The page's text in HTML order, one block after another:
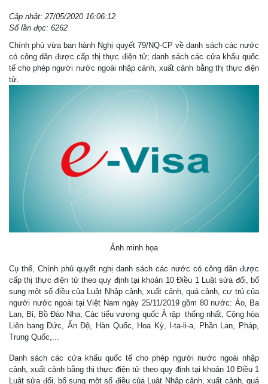
Cập nhật: 27/05/2020 16:06:12
Số lần đọc: 6262
Chính phủ vừa ban hành Nghị quyết 79/NQ-CP về danh sách các nước
có công dân được cấp thị thực điện tử; danh sách các cửa khẩu quốc
tế cho phép người nước ngoài nhập cảnh, xuất cảnh bằng thị thực điện
tử.
Ảnh minh họa
Cụ thể, Chính phủ quyết nghị danh sách các nước có công dân được
cấp thị thực điện tử theo quy định tại khoản 10 Điều 1 Luật sửa đổi, bổ
sung một số điều của Luật Nhập cảnh, xuất cảnh, quá cảnh, cư trú của
người nước ngoài tại Việt Nam ngày 25/11/2019 gồm 80 nước: Áo, Ba
Lan, Bỉ, Bồ Đào Nha, Các tiểu vương quốc Ả rập thống nhất, Cộng hòa
Liên bang Đức, Ấn Độ, Hàn Quốc, Hoa Kỳ, I-ta-li-a, Phần Lan, Pháp,
Trung Quốc,...
Danh sách các cửa khẩu quốc tế cho phép người nước ngoài nhập
cảnh, xuất cảnh bằng thị thực điện tử theo quy định tại khoản 10 Điều 1
Luật sửa đổi, bổ sung một số điều của Luật Nhập cảnh, xuất cảnh, quá